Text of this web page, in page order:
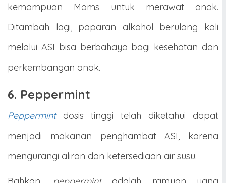
kemampuan Moms untuk merawat anak.
Ditambah lagi, paparan alkohol berulang kali
melalui ASI bisa berbahaya bagi kesehatan dan
perkembangan anak.
6. Peppermint
Peppermintdosis tinggi telah diketahui dapat
menjadi makanan penghambat ASI, karena
mengurangi aliran dan ketersediaan air susu.